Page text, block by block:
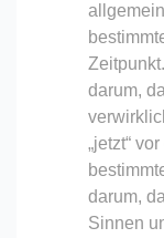
darum,
„jetzt“
darum,
Sinnen